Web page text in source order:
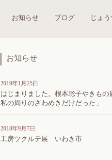
お知らせ ブログ じょ
お知らせ
2019年1月25日
はじまりました。根本聡子やきもの
私の周りのざわめきだけだった」
2018年9月7日
工房ツクルテ展 いわき市